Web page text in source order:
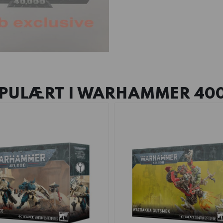
I WARHAMMER